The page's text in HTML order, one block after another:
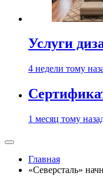
Услуги
4 недели тому
1 месяц тому
Главная
«Северсталь»